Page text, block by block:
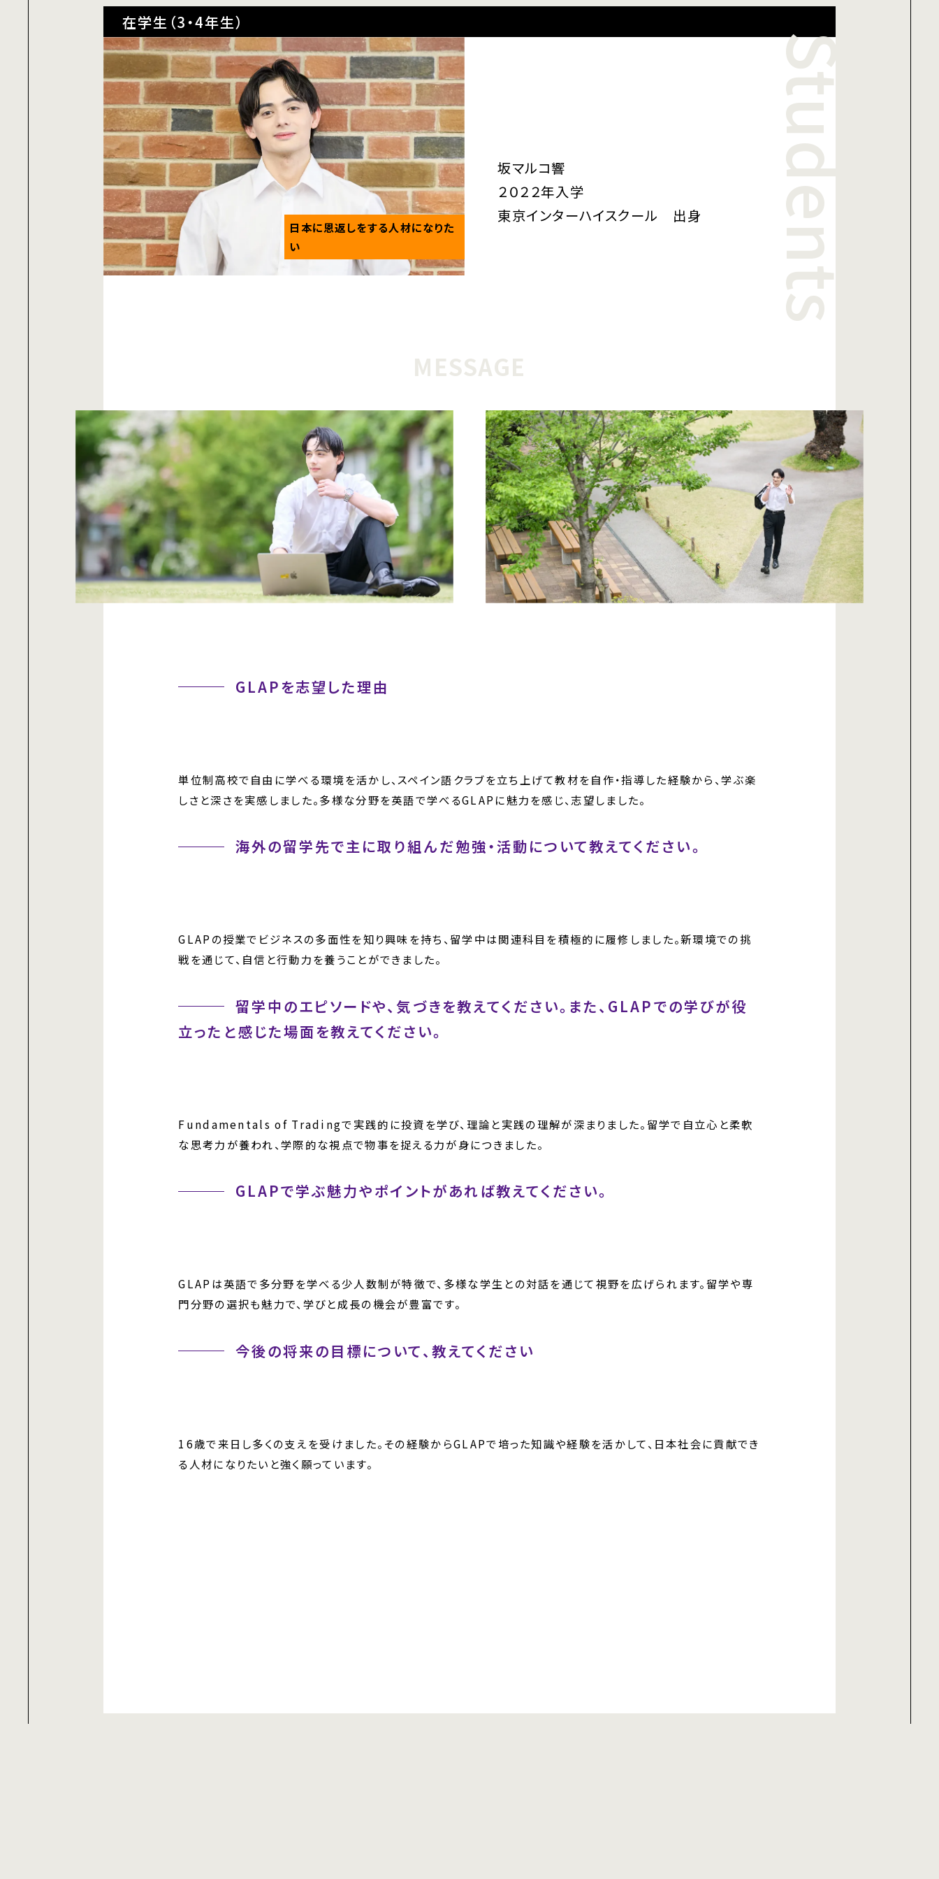
在学生（3・4年生）
Students
日本に恩返しをする人材になりた
い
坂マルコ響
２０２２年入学
東京インターハイスクール 出身
MESSAGE
GLAPを志望した理由
単位制高校で自由に学べる環境を活かし、スペイン語クラブを立ち上げて教材を自作・指導した経験から、学ぶ楽
しさと深さを実感しました。多様な分野を英語で学べるGLAPに魅力を感じ、志望しました。
海外の留学先で主に取り組んだ勉強・活動について教えてください。
GLAPの授業でビジネスの多面性を知り興味を持ち、留学中は関連科目を積極的に履修しました。新環境での挑
戦を通じて、自信と行動力を養うことができました。
留学中のエピソードや、気づきを教えてください。また、GLAPでの学びが役
立ったと感じた場面を教えてください。
Fundamentals of Tradingで実践的に投資を学び、理論と実践の理解が深まりました。留学で自立心と柔軟
な思考力が養われ、学際的な視点で物事を捉える力が身につきました。
GLAPで学ぶ魅力やポイントがあれば教えてください。
GLAPは英語で多分野を学べる少人数制が特徴で、多様な学生との対話を通じて視野を広げられます。留学や専
門分野の選択も魅力で、学びと成長の機会が豊富です。
今後の将来の目標について、教えてください
16歳で来日し多くの支えを受けました。その経験からGLAPで培った知識や経験を活かして、日本社会に貢献でき
る人材になりたいと強く願っています。